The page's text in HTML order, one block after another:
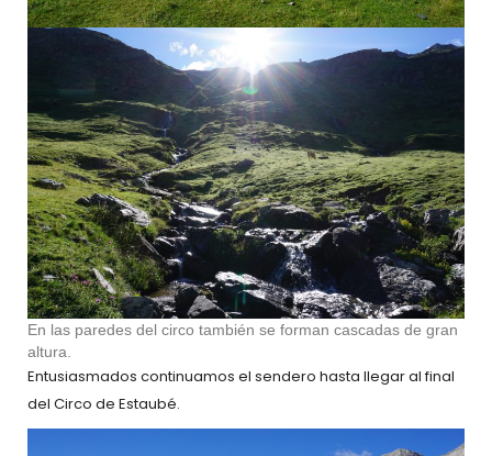
En las paredes del circo también se forman cascadas de gran
altura.
Entusiasmados continuamos el sendero hasta llegar al final
del Circo de Estaubé.